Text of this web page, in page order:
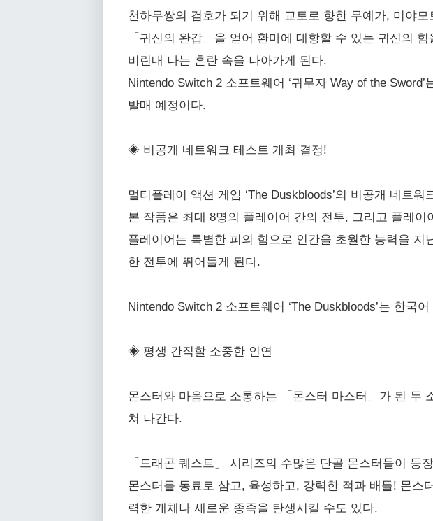
천하무쌍의 검호가 되기 위해 교토로 향한 무예가, 미야
「귀신의 완갑」을 얻어 환마에 대항할 수 있는 귀신의
비린내 나는 혼란 속을 나아가게 된다.
Nintendo Switch 2 소프트웨어 ‘귀무자 Way of the
발매 예정이다.
◈ 비공개 네트워크 테스트 개최 결정!
멀티플레이 액션 게임 ‘The Duskbloods’의 비공개 네트
본 작품은 최대 8명의 플레이어 간의 전투, 그리고 플레
플레이어는 특별한 피의 힘으로 인간을 초월한 능력을
한 전투에 뛰어들게 된다.
Nintendo Switch 2 소프트웨어 ‘The Duskbloods’는 한국
◈ 평생 간직할 소중한 인연
몬스터와 마음으로 소통하는 「몬스터 마스터」가 된 두
쳐 나간다.
「드래곤 퀘스트」 시리즈의 수많은 단골 몬스터들이 등
몬스터를 동료로 삼고, 육성하고, 강력한 적과 배틀! 몬
력한 개체나 새로운 종족을 탄생시킬 수도 있다.